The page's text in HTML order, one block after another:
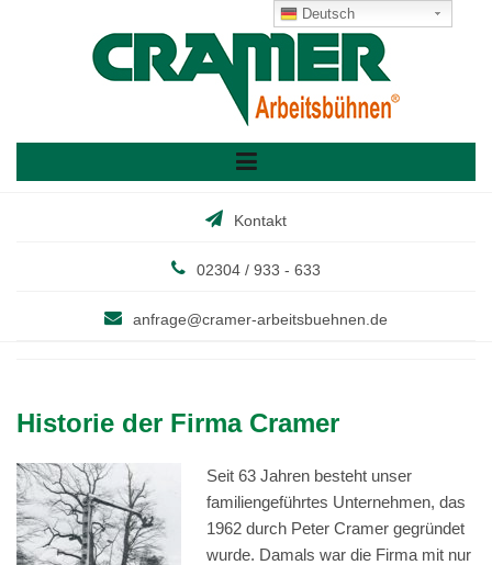
Kontakt
02304 / 933 - 633
anfrage@cramer-arbeitsbuehnen.de
Historie der Firma Cramer
Seit 63 Jahren besteht unser
familiengeführtes Unternehmen, das
1962 durch Peter Cramer gegründet
wurde. Damals war die Firma mit nur
Deutsch